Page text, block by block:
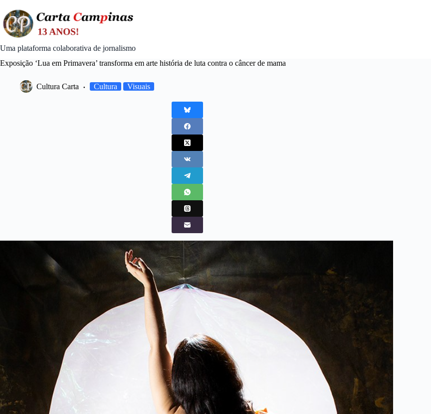
content
Uma plataforma colaborativa de jornalismo
Exposição ‘Lua em Primavera’ transforma em arte história de luta contra o câncer de mama
Cultura Carta Cultura Visuais